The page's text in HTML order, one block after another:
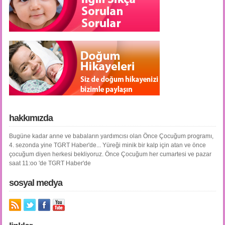
hakkımızda
Bugüne kadar anne ve babaların yardımcısı olan Önce Çocuğum programı,
4. sezonda yine TGRT Haber'de... Yüreği minik bir kalp için atan ve önce
çocuğum diyen herkesi bekliyoruz. Önce Çocuğum her cumartesi ve pazar
saat 11:oo 'de TGRT Haber'de
sosyal medya